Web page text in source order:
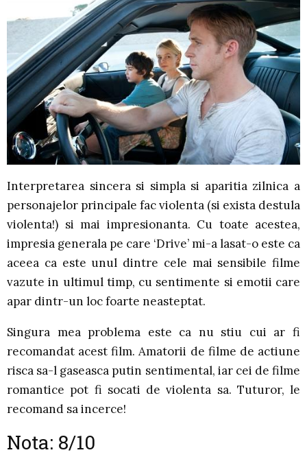
Interpretarea sincera si simpla si aparitia zilnica a
personajelor principale fac violenta (si exista destula
violenta!) si mai impresionanta. Cu toate acestea,
impresia generala pe care ‘Drive’ mi-a lasat-o este ca
aceea ca este unul dintre cele mai sensibile filme
vazute in ultimul timp, cu sentimente si emotii care
apar dintr-un loc foarte neasteptat.
Singura mea problema este ca nu stiu cui ar fi
recomandat acest film. Amatorii de filme de actiune
risca sa-l gaseasca putin sentimental, iar cei de filme
romantice pot fi socati de violenta sa. Tuturor, le
recomand sa incerce!
Nota: 8/10